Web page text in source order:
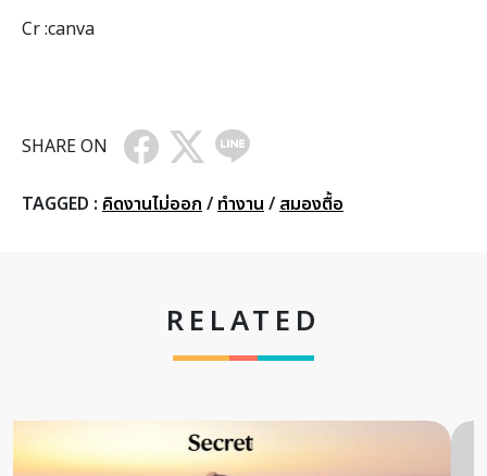
Cr :canva
SHARE ON
TAGGED : คิดงานไม่ออก / ทำงาน / สมองตื้อ
RELATED